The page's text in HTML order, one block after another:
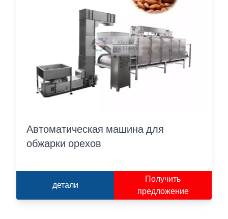
Автоматическая машина для
обжарки орехов
детали
Получить
предложение